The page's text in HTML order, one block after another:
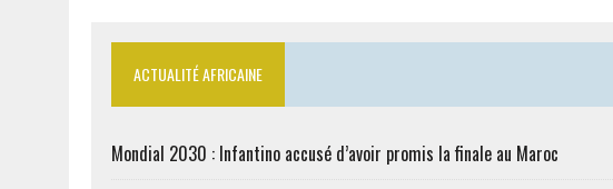
ACTUALITÉ AFRICAINE
Mondial 2030 : Infantino accusé d’avoir promis la finale au Maroc